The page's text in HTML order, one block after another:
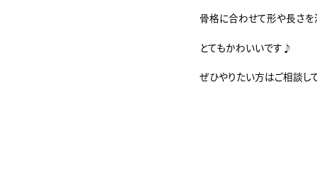
骨格に合わせて形や長さを
とてもかわいいです♪
ぜひやりたい方はご相談し